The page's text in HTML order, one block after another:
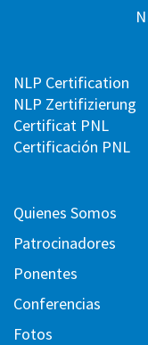
NLP Certification
NLP Zertifizierung
Certificat PNL
Certificación PNL
Quienes Somos
Patrocinadores
Ponentes
Conferencias
Fotos